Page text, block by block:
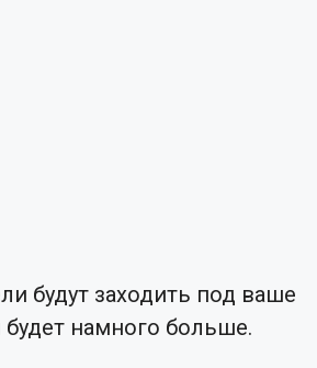
будут заходить под ваше
намного больше.